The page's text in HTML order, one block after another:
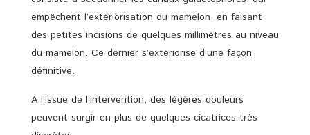
empêchent l’extériorisation du mamelon, en faisant
des petites incisions de quelques millimètres au niveau
du mamelon. Ce dernier s’extériorise d’une façon
définitive.
A l’issue de l’intervention, des légères douleurs
peuvent surgir en plus de quelques cicatrices très